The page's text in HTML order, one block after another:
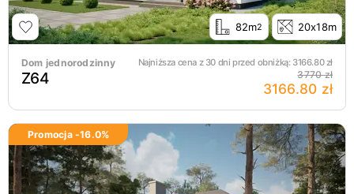
82m2 20x18m
Dom jednorodzinny Najniższa cena z 30 dni przed obniżką: 3166.80zł
Z64 3770 zł
3166.80 zł
Promocja -16.0%